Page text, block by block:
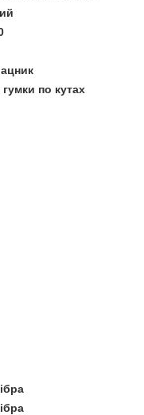
по кутах